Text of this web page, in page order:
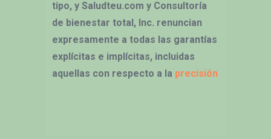
tipo, y Saludteu.com y Consultoría
de bienestar total, Inc. renuncian
expresamente a todas las garantías
explícitas e implícitas, incluidas
aquellas con respecto a la precisión